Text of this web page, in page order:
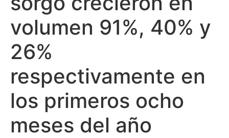
volumen 91%, 40% y
26%
respectivamente en
los primeros ocho
meses del año